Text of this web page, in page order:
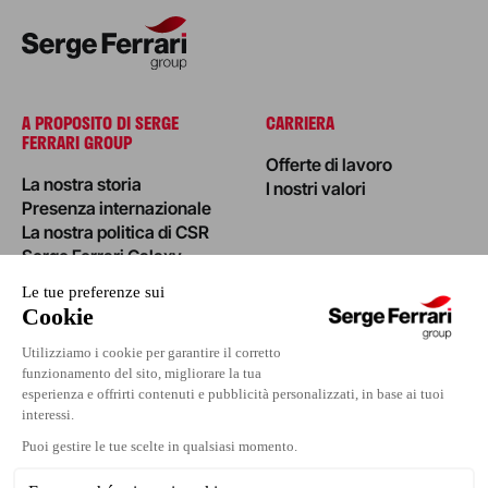
A PROPOSITO DI SERGE
FERRARI GROUP
La nostra storia
Presenza internazionale
La nostra politica di CSR
Serge Ferrari Galaxy
CARRIERA
Offerte di lavoro
I nostri valori
NOTIZIE
I nostri progetti
Evento
INVESTORS